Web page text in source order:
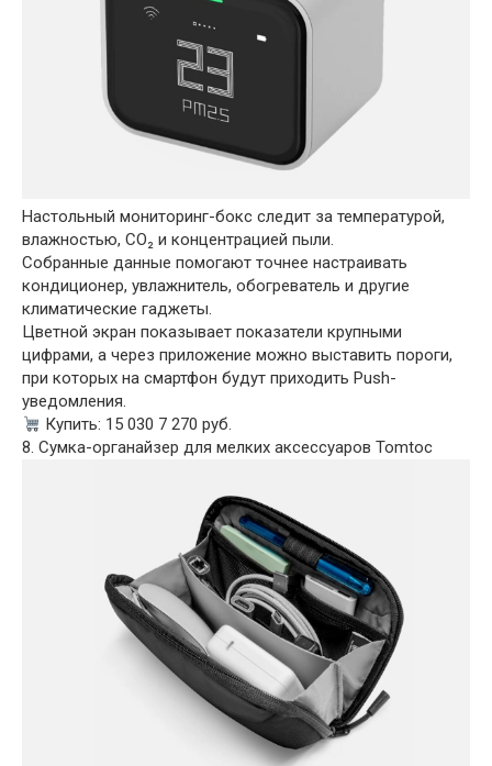
Настольный мониторинг-бокс следит за температурой,
влажностью, CO₂ и концентрацией пыли.
Собранные данные помогают точнее настраивать
кондиционер, увлажнитель, обогреватель и другие
климатические гаджеты.
Цветной экран показывает показатели крупными
цифрами, а через приложение можно выставить пороги,
при которых на смартфон будут приходить Push-
уведомления.
Купить: 15 030 7 270 руб.
8. Сумка-органайзер для мелких аксессуаров Tomtoc